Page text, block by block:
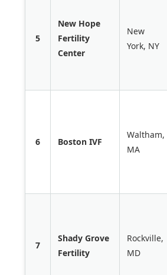
5
New Hope
Fertility
Center
New
York, NY
6 Boston IVF
Waltham,
MA
7
Shady Grove
Fertility
Rockville,
MD